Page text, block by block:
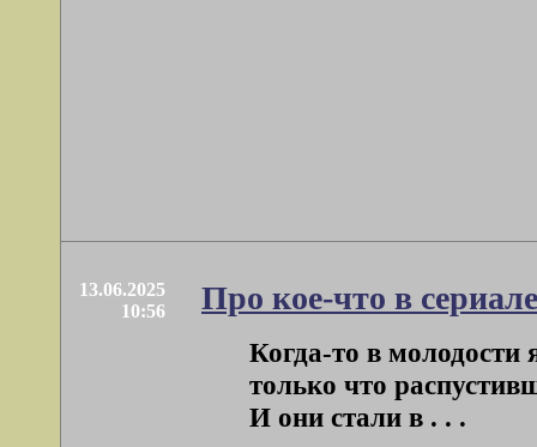
13.06.2025
10:56
Про кое-что в
Когда-то в
только что
И они стали в . . .